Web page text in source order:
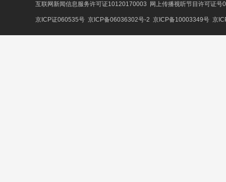
互联网新闻信息服务许可证10120170003 网上传播视听节目许可证
京ICP证060535号 京ICP备06036302号-2 京ICP备10003349号 京